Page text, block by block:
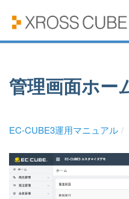
管理画面ホー
EC-CUBE3運用マニュアル